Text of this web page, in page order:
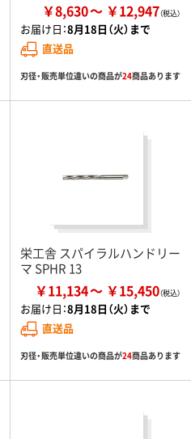
￥8,630 ￥12,947
お届け日：8月18日（火）まで
直送品
刃径・販売単位違いの商品が24商品あります
栄工舎 スパイラルハンドリー
マ SPHR 13
￥11,134 ￥15,450
お届け日：8月18日（火）まで
直送品
刃径・販売単位違いの商品が24商品あります